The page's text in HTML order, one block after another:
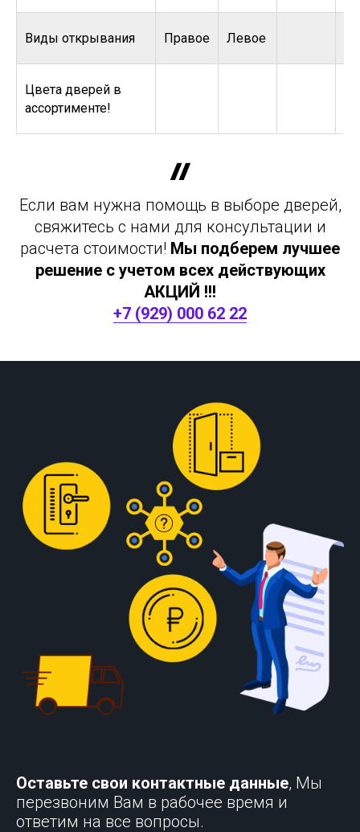
Виды открывания Правое Левое
Цвета дверей в
ассортименте!
Если вам нужна помощь в выборе дверей,
свяжитесь с нами для консультации и
расчета стоимости! Мы подберем лучшее
решение с учетом всех действующих
АКЦИЙ !!!
+7 (929) 000 62 22
Оставьте свои контактные данные, Мы
перезвоним Вам в рабочее время и
ответим на все вопросы.